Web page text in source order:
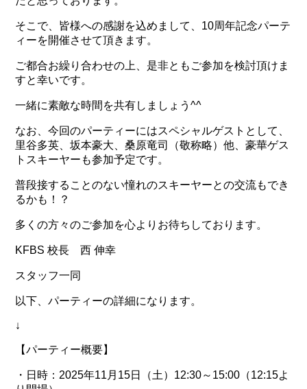
そこで、皆様への感謝を込めまして、10周年記念パーテ
ィーを開催させて頂きます。
ご都合お繰り合わせの上、是非ともご参加を検討頂けま
すと幸いです。
一緒に素敵な時間を共有しましょう^^
なお、今回のパーティーにはスペシャルゲストとして、
里谷多英、坂本豪大、桑原竜司（敬称略）他、豪華ゲス
トスキーヤーも参加予定です。
普段接することのない憧れのスキーヤーとの交流もでき
るかも！？
多くの方々のご参加を心よりお待ちしております。
KFBS 校長 西 伸幸
スタッフ一同
以下、パーティーの詳細になります。
↓
【パーティー概要】
・日時：2025年11月15日（土）12:30～15:00（12:15よ